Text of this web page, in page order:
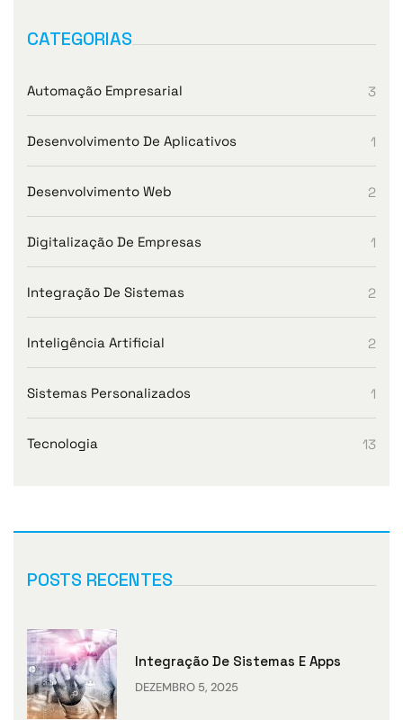
CATEGORIAS
Automação Empresarial 3
Desenvolvimento De Aplicativos 1
Desenvolvimento Web 2
Digitalização De Empresas 1
Integração De Sistemas 2
Inteligência Artificial 2
Sistemas Personalizados 1
Tecnologia 13
POSTS RECENTES
Integração De Sistemas E Apps
DEZEMBRO 5, 2025